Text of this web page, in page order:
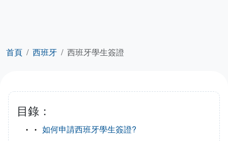
首頁 西班牙 西班牙學生簽證
目錄：
如何申請西班牙學生簽證?